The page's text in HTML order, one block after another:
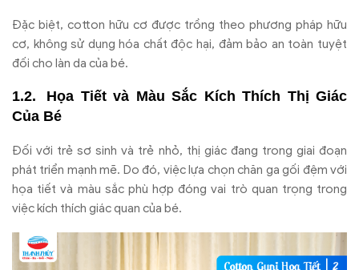
Đặc biệt, cotton hữu cơ được trồng theo phương pháp hữu
cơ, không sử dụng hóa chất độc hại, đảm bảo an toàn tuyệt
đối cho làn da của bé.
Họa Tiết và Màu Sắc Kích Thích Thị Giác
Của Bé
Đối với trẻ sơ sinh và trẻ nhỏ, thị giác đang trong giai đoạn
phát triển mạnh mẽ. Do đó, việc lựa chọn chăn ga gối đệm với
họa tiết và màu sắc phù hợp đóng vai trò quan trọng trong
việc kích thích giác quan của bé.